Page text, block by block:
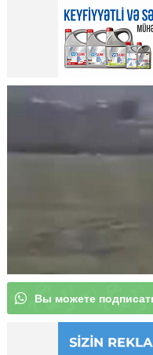
Вы мож|